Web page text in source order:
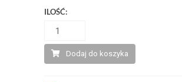
ILOŚĆ:
Dodaj do koszyka